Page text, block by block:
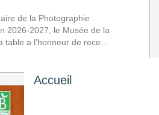
Accueil
de la Photographie
2026-2027, le Musée de la
a l’honneur de rece...